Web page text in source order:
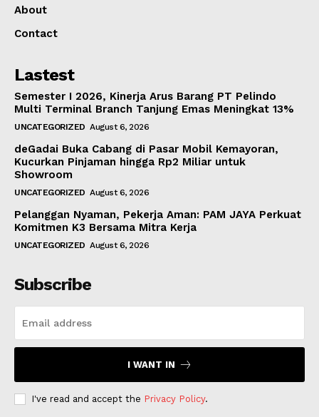
About
Contact
Lastest
Semester I 2026, Kinerja Arus Barang PT Pelindo
Multi Terminal Branch Tanjung Emas Meningkat 13%
UNCATEGORIZED August 6, 2026
deGadai Buka Cabang di Pasar Mobil Kemayoran,
Kucurkan Pinjaman hingga Rp2 Miliar untuk
Showroom
UNCATEGORIZED August 6, 2026
Pelanggan Nyaman, Pekerja Aman: PAM JAYA Perkuat
Komitmen K3 Bersama Mitra Kerja
UNCATEGORIZED August 6, 2026
Subscribe
I WANT IN
I've read and accept the Privacy Policy.